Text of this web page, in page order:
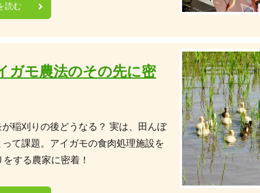
読む
モ農法のその先に密
稲刈りの後どうなる？ 実は、田んぼ
て課題。アイガモの食肉処理施設を
する農家に密着！